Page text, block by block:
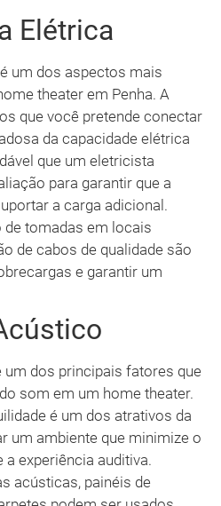
Elétrica
um dos aspectos mais
theater em Penha. A
que você pretende conectar
da capacidade elétrica
que um eletricista
para garantir que a
a carga adicional.
tomadas em locais
de cabos de qualidade são
e garantir um
dos principais fatores que
som em um home theater.
é um dos atrativos da
um ambiente que minimize o
experiência auditiva.
acústicas, painéis de